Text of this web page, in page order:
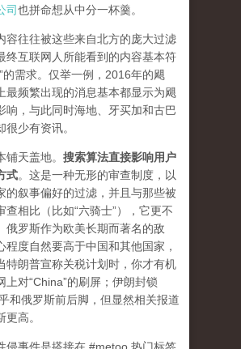
司也拼命想从中分一杯羹。
容往往被这些来自北方的庞大过滤
终互联网人所能看到的内容基本符
的需求。仅举一例，2016年的飓
最频繁出现的消息基本都显示为飓
响，与此同时海地、牙买加和古巴
很少有资讯。
天盖地。 搜索算法直接影响用户
式。 这是一种无形的审查制度，以
的叙事偏好的过滤，并且与那些被
查相比（比如“六骑士”），它更不
俄罗斯作为欧美长期而著名的敌
程度自然要高于中国和其他国家，
特朗普宣称关税计划时，你才有机
上对“China”的刷屏；伊朗封锁
和俄罗斯前后脚，但显然相关报道
高。